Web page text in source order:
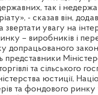
так і
- сказав він,
звертати увагу на
– виробників і
допрацьованого
представники
та сільського
юстиції,
та фондового ринку